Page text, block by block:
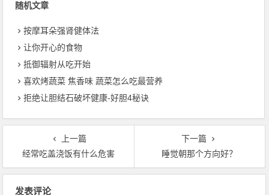
随机文章
按摩耳朵强肾健体法
让你开心的食物
抵御辐射从吃开始
喜欢烤蔬菜 焦香味 蔬菜怎么吃最营养
拒绝让胆结石破坏健康-好胆4秘诀
上一篇
经常吃盖浇饭有什么危害
下一篇
睡觉朝那个方向好？
发表评论